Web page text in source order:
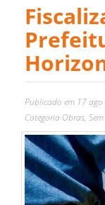
Publicado em 17
Categoria Obras,